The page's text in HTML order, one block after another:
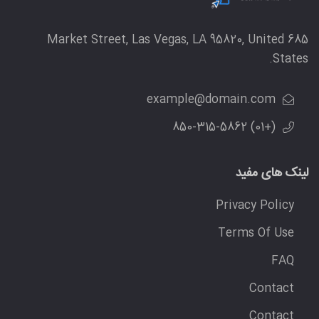
685 Market Street, Las Vegas, LA 95820, United
States.
example@domain.com
(+01) 850-315-5862
لینک های مفید
Privacy Policy
Terms Of Use
FAQ
Contact